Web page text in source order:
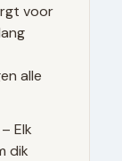
voor
alle
– Elk
dik